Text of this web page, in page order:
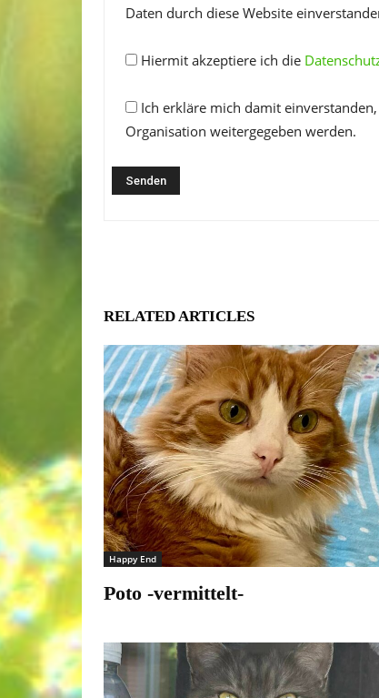
Daten durch diese Website
Hiermit akzeptiere ich die
Ich erkläre mich damit
Organisation weitergegeben werden.
RELATED ARTICLES
Happy End
Poto -vermittelt-